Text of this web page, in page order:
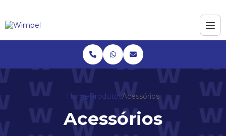
HomeProdutosAcessórios
Acessórios